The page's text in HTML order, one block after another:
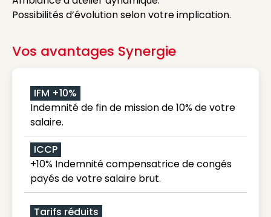
Possibilités d’évolution selon votre implication.
Vos avantages Synergie
IFM +10%
Indemnité de fin de mission de 10% de votre
salaire.
ICCP
+10% Indemnité compensatrice de congés
payés de votre salaire brut.
Tarifs réduits